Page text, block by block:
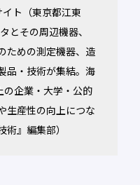
イト（東京都江東
とその周辺機器、
ための測定機器、造
品・技術が集結。海
の企業・大学・公的
生産性の向上につな
術』編集部）